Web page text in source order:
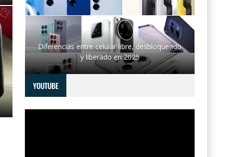
Diferencias entre celular libre, desbloqueado
y liberado en 2025
YOUTUBE